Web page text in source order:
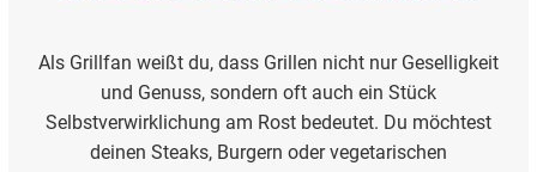
Als Grillfan weißt du, dass Grillen nicht nur Geselligkeit
und Genuss, sondern oft auch ein Stück
Selbstverwirklichung am Rost bedeutet. Du möchtest
deinen Steaks, Burgern oder vegetarischen